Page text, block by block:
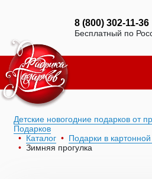
8 (800) 302-11-36
Бесплатный по
Детские новогодние подарков от
Подарков
Каталог
Подарки в картонной
Зимняя прогулка